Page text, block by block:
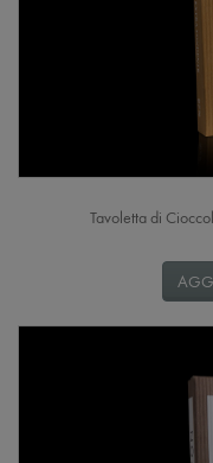
Tavoletta di